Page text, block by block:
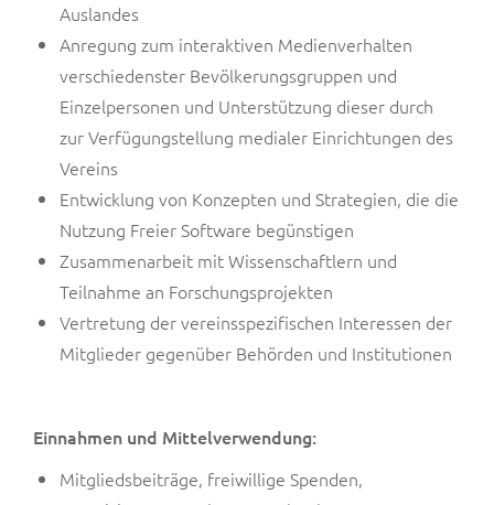
Auslandes
Anregung zum interaktiven Medienverhalten
verschiedenster Bevölkerungsgruppen und
Einzelpersonen und Unterstützung dieser durch
zur Verfügungstellung medialer Einrichtungen des
Vereins
Entwicklung von Konzepten und Strategien, die die
Nutzung Freier Software begünstigen
Zusammenarbeit mit Wissenschaftlern und
Teilnahme an Forschungsprojekten
Vertretung der vereinsspezifischen Interessen der
Mitglieder gegenüber Behörden und Institutionen
Einnahmen und Mittelverwendung:
Mitgliedsbeiträge, freiwillige Spenden,